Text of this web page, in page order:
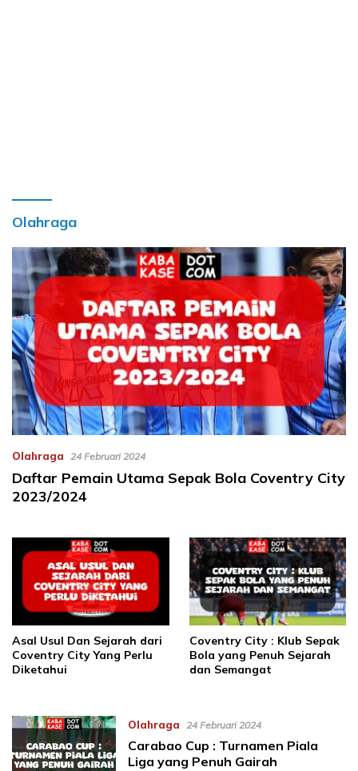
Olahraga
Olahraga 24 Februari 2024
Daftar Pemain Utama Sepak Bola Coventry City
2023/2024
Asal Usul Dan Sejarah dari
Coventry City Yang Perlu
Diketahui
Coventry City : Klub Sepak
Bola yang Penuh Sejarah
dan Semangat
Olahraga 24 Februari 2024
Carabao Cup : Turnamen Piala
Liga yang Penuh Gairah